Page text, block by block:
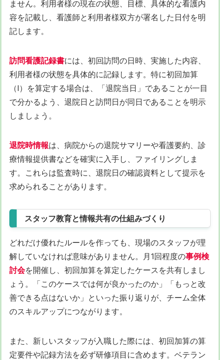
ません。利用者様の現在の状態、目標、具体的な看護内
容を記載し、看護師と利用者様双方が署名した日付を明
記します。
訪問看護記録書には、初回訪問の日時、実施した内容、
利用者様の状態を具体的に記録します。特に初回加算
（Ⅰ）を算定する場合は、「退院当日」であることが一目
で分かるよう、退院日と訪問日が同日であることを明示
しましょう。
退院時情報は、病院からの退院サマリーや看護要約、診
療情報提供書などを確実に入手し、ファイリングしま
す。これらは監査時に、退院日の確認資料として提示を
求められることがあります。
スタッフ教育と情報共有の仕組みづくり
どれだけ優れたルールを作っても、現場のスタッフが理
解していなければ意味がありません。月1回程度の事例検
討会を開催し、初回加算を算定したケースを共有しまし
ょう。「このケースでは何が良かったのか」「もっと改
善できる点はないか」といった振り返りが、チーム全体
のスキルアップにつながります。
また、新しいスタッフが入職した際には、初回加算の算
定要件や記録方法を必ず研修項目に含めます。ベテラン